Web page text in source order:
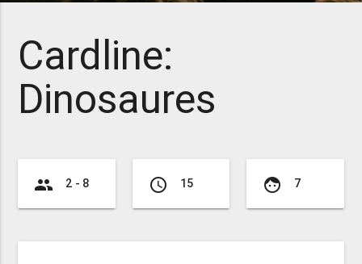
Cardline:
Dinosaures
group 2 - 8 access_time 15 face 7